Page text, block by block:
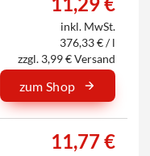
inkl. MwSt.
376,33 € / l
zzgl. 3,99 € Versand
zum Shop
11,77 €